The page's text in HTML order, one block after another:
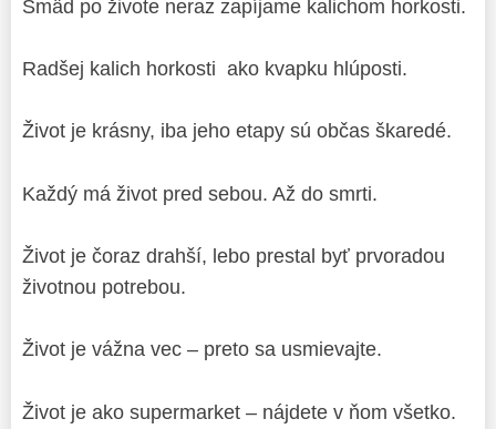
Smäd po živote neraz zapíjame kalichom horkosti.
Radšej kalich horkosti ako kvapku hlúposti.
Život je krásny, iba jeho etapy sú občas škaredé.
Každý má život pred sebou. Až do smrti.
Život je čoraz drahší, lebo prestal byť prvoradou
životnou potrebou.
Život je vážna vec – preto sa usmievajte.
Život je ako supermarket – nájdete v ňom všetko.